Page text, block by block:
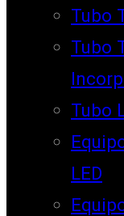
Tubo
Tubo
Tubo
LED